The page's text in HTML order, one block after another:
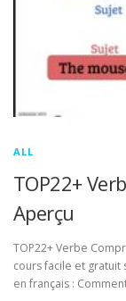
ALL
TOP22+
Aperçu
TOP22+ Verbe
cours facile et
en français :